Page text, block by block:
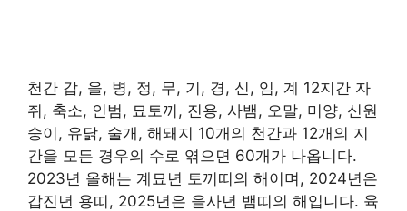
천간 갑, 을, 병, 정, 무, 기, 경, 신, 임, 계 12지간 자
쥐, 축소, 인범, 묘토끼, 진용, 사뱀, 오말, 미양, 신원
숭이, 유닭, 술개, 해돼지 10개의 천간과 12개의 지
간을 모든 경우의 수로 엮으면 60개가 나옵니다.
2023년 올해는 계묘년 토끼띠의 해이며, 2024년은
갑진년 용띠, 2025년은 을사년 뱀띠의 해입니다. 육